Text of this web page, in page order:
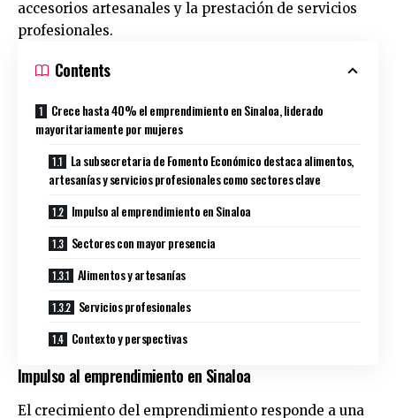
accesorios artesanales y la prestación de servicios
profesionales.
Contents
Crece hasta 40% el emprendimiento en Sinaloa, liderado
mayoritariamente por mujeres
La subsecretaria de Fomento Económico destaca alimentos,
artesanías y servicios profesionales como sectores clave
Impulso al emprendimiento en Sinaloa
Sectores con mayor presencia
Alimentos y artesanías
Servicios profesionales
Contexto y perspectivas
Impulso al emprendimiento en Sinaloa
El crecimiento del emprendimiento responde a una